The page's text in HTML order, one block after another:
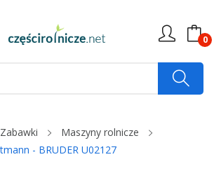
0
Zabawki
Maszyny rolnicze
- BRUDER U02127